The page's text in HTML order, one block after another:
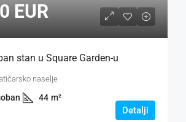
EUR
stan u Square Garden-u
naselje
44 m²
Detalji